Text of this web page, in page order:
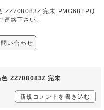
ZZ708083Z 完未 PMG68EPQ
連絡下さい。
い合わせ
色 ZZ708083Z 完未
新規コメントを書き込む